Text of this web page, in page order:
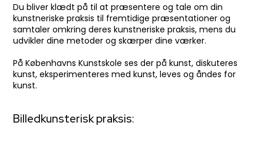
​​Du bliver klædt på til at præsentere og tale om din
kunstneriske praksis til fremtidige præsentationer og
samtaler omkring deres kunstneriske praksis, mens du
udvikler dine metoder og skærper dine værker.
​På Københavns Kunstskole ses der på kunst, diskuteres
kunst, eksperimenteres med kunst, leves og åndes for
kunst.
Billedkunsterisk praksis: